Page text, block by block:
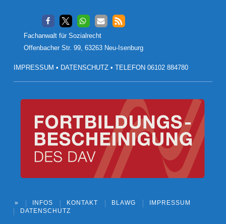
Footer
Fachanwalt für Sozialrecht
Offenbacher Str. 99, 63263 Neu-Isenburg
IMPRESSUM • DATENSCHUTZ• TELEFON 06102 884780
» INFOS KONTAKT BLAWG
IMPRESSUM
DATENSCHUTZ